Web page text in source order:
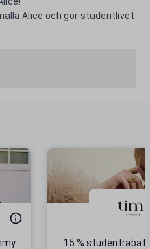
Alice och gör studentlivet
15 %